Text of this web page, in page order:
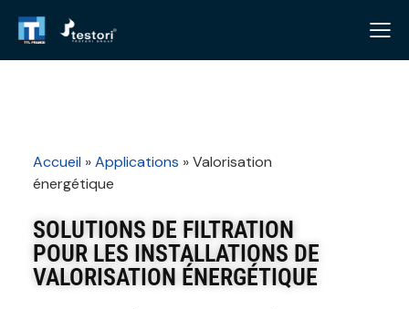
Accueil »Applications »Valorisation
énergétique
SOLUTIONS DE FILTRATION
POUR LES INSTALLATIONS DE
VALORISATION ÉNERGÉTIQUE